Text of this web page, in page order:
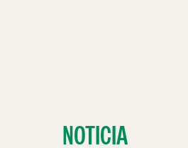
NOTICIA